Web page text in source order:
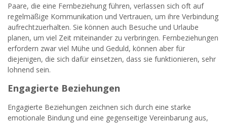
Paare, die eine Fernbeziehung führen, verlassen sich oft auf
regelmäßige Kommunikation und Vertrauen, um ihre Verbindung
aufrechtzuerhalten. Sie können auch Besuche und Urlaube
planen, um viel Zeit miteinander zu verbringen. Fernbeziehungen
erfordern zwar viel Mühe und Geduld, können aber für
diejenigen, die sich dafür einsetzen, dass sie funktionieren, sehr
lohnend sein.
Engagierte Beziehungen
Engagierte Beziehungen zeichnen sich durch eine starke
emotionale Bindung und eine gegenseitige Vereinbarung aus,